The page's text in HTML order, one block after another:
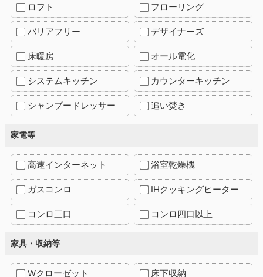
ロフト フローリング
バリアフリー デザイナーズ
床暖房 オール電化
システムキッチン カウンターキッチン
シャンプードレッサー 追い焚き
家電等
高速インターネット 浴室乾燥機
ガスコンロ IHクッキングヒーター
コンロ三口 コンロ四口以上
家具・収納等
Wクローゼット 床下収納